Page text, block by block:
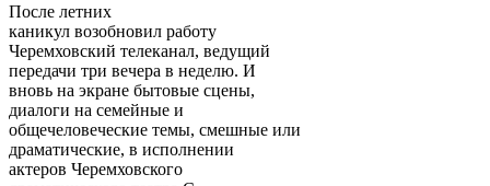
После летних
каникул возобновил работу
Черемховский телеканал, ведущий
передачи три вечера в неделю. И
вновь на экране бытовые сцены,
диалоги на семейные и
общечеловеческие темы, смешные или
драматические, в исполнении
актеров Черемховского